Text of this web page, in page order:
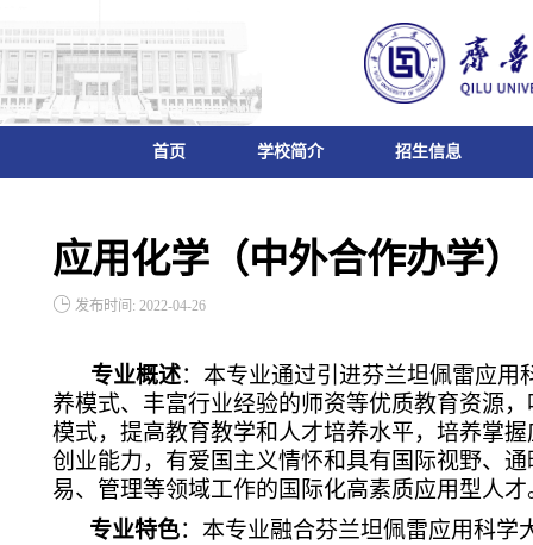
首页 学校简介 招生信息
应用化学（中外合作办学）
发布时间: 2022-04-26
专业概述：本专业通过引进芬兰坦佩雷应用
养模式、丰富行业经验的师资等优质教育资源
模式，提高教育教学和人才培养水平，培养掌
创业能力，有爱国主义情怀和具有国际视野、
易、管理等领域工作的国际化高素质应用型人才
专业特色：本专业融合芬兰坦佩雷应用科